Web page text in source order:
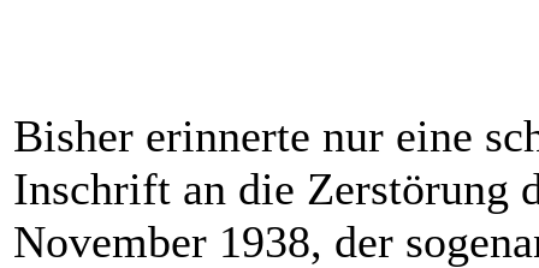
Bisher erinnerte nur eine
Inschrift an die Zerstörung
November 1938, der